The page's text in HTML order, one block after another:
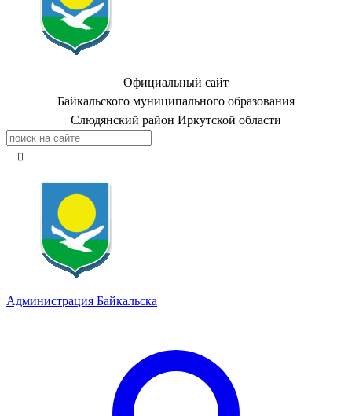
Официальный сайт
Байкальского муниципального образования
Слюдянский район Иркутской области
Администрация Байкальска